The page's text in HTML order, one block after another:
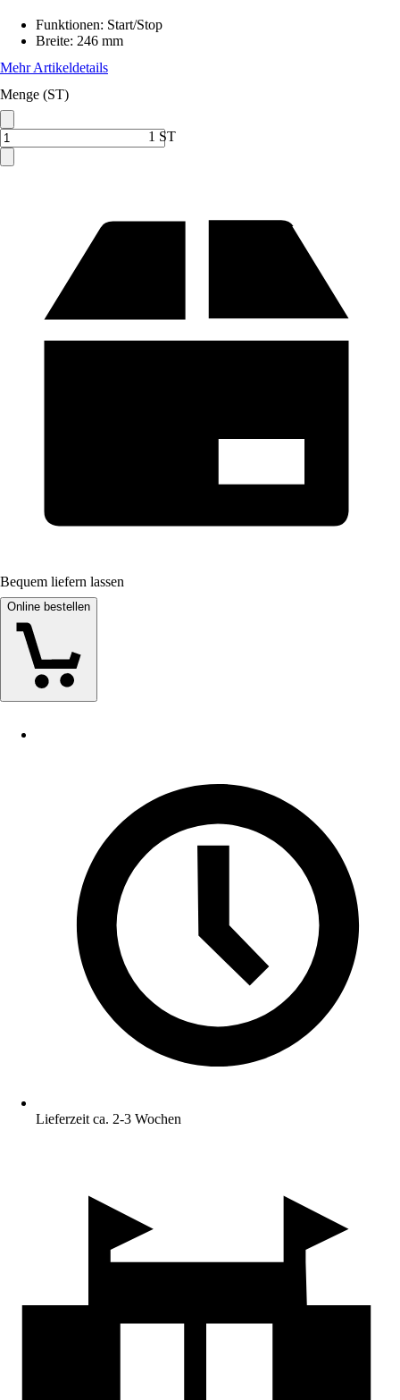
Funktionen: Start/Stop
Breite: 246 mm
Mehr Artikeldetails
Menge (ST)
1 ST
Bequem liefern lassen
Online bestellen
Lieferzeit ca. 2-3 Wochen